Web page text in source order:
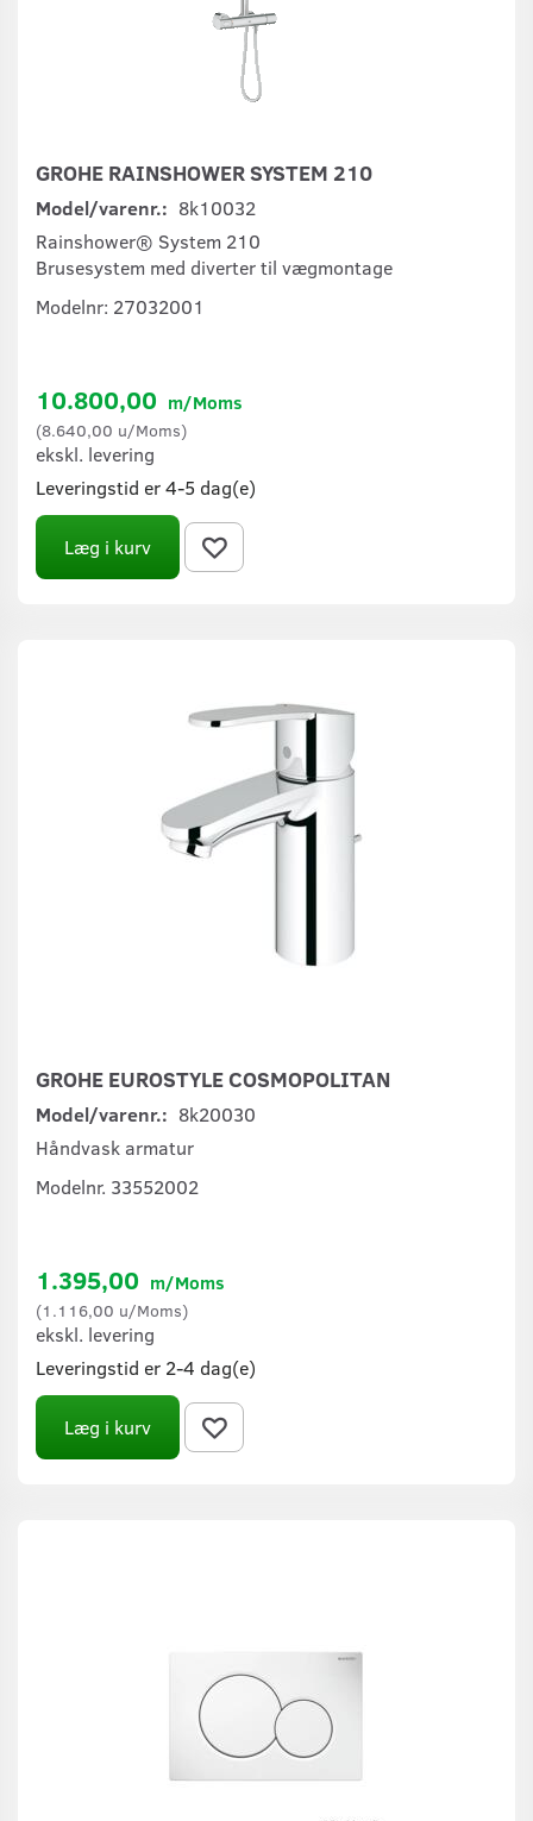
GROHE RAINSHOWER SYSTEM 210
Model/varenr.: 8k10032
Rainshower® System 210
Brusesystem med diverter til vægmontage
Modelnr: 27032001
10.800,00 m/Moms
(8.640,00 u/Moms)
ekskl. levering
Leveringstid er 4-5 dag(e)
Læg i kurv
GROHE EUROSTYLE COSMOPOLITAN
Model/varenr.: 8k20030
Håndvask armatur
Modelnr. 33552002
1.395,00 m/Moms
(1.116,00 u/Moms)
ekskl. levering
Leveringstid er 2-4 dag(e)
Læg i kurv